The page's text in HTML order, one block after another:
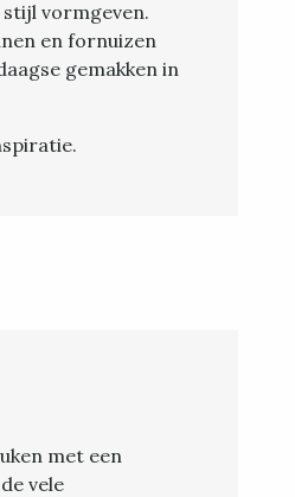
vormgeven.
en fornuizen
gemakken in
met een
vele